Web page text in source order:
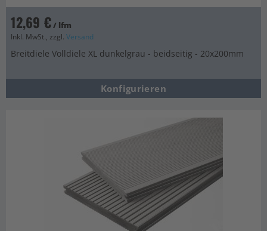
12,69 €/ lfm
Inkl. MwSt., zzgl. Versand
Breitdiele Volldiele XL dunkelgrau - beidseitig - 20x200mm
Konfigurieren